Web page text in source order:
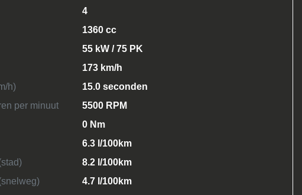
4
1360 cc
55 kW / 75 PK
173 km/h
h)
15.0 seconden
per minuut
5500 RPM
0 Nm
6.3 l/100km
8.2 l/100km
4.7 l/100km